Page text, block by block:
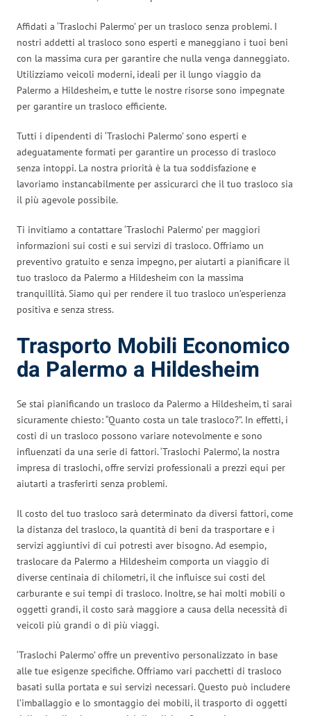
Affidati a ‘Traslochi Palermo’ per un trasloco senza problemi. I
nostri addetti al trasloco sono esperti e maneggiano i tuoi beni
con la massima cura per garantire che nulla venga danneggiato.
Utilizziamo veicoli moderni, ideali per il lungo viaggio da
Palermo a Hildesheim, e tutte le nostre risorse sono impegnate
per garantire un trasloco efficiente.
Tutti i dipendenti di ‘Traslochi Palermo’ sono esperti e
adeguatamente formati per garantire un processo di trasloco
senza intoppi. La nostra priorità è la tua soddisfazione e
lavoriamo instancabilmente per assicurarci che il tuo trasloco sia
il più agevole possibile.
Ti invitiamo a contattare ‘Traslochi Palermo’ per maggiori
informazioni sui costi e sui servizi di trasloco. Offriamo un
preventivo gratuito e senza impegno, per aiutarti a pianificare il
tuo trasloco da Palermo a Hildesheim con la massima
tranquillità. Siamo qui per rendere il tuo trasloco un’esperienza
positiva e senza stress.
Trasporto Mobili Economico
da Palermo a Hildesheim
Se stai pianificando un trasloco da Palermo a Hildesheim, ti sarai
sicuramente chiesto: “Quanto costa un tale trasloco?”. In effetti, i
costi di un trasloco possono variare notevolmente e sono
influenzati da una serie di fattori. ‘Traslochi Palermo’, la nostra
impresa di traslochi, offre servizi professionali a prezzi equi per
aiutarti a trasferirti senza problemi.
Il costo del tuo trasloco sarà determinato da diversi fattori, come
la distanza del trasloco, la quantità di beni da trasportare e i
servizi aggiuntivi di cui potresti aver bisogno. Ad esempio,
traslocare da Palermo a Hildesheim comporta un viaggio di
diverse centinaia di chilometri, il che influisce sui costi del
carburante e sui tempi di trasloco. Inoltre, se hai molti mobili o
oggetti grandi, il costo sarà maggiore a causa della necessità di
veicoli più grandi o di più viaggi.
‘Traslochi Palermo’ offre un preventivo personalizzato in base
alle tue esigenze specifiche. Offriamo vari pacchetti di trasloco
basati sulla portata e sui servizi necessari. Questo può includere
l’imballaggio e lo smontaggio dei mobili, il trasporto di oggetti